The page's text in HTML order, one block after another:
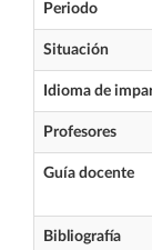
Periodo
Situación
Idioma de
Profesores
Guía docente
Bibliografía